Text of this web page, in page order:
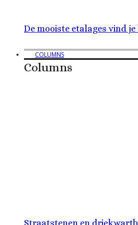
De mooiste etalages vind je
COLUMNS
Columns
Straatstenen en